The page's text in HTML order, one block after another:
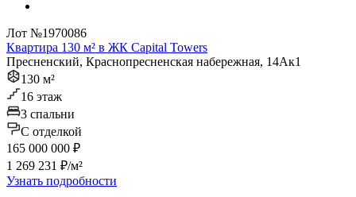
Лот №1970086
Квартира 130 м² в ЖК Capital Towers
Пресненский, Краснопресненская набережная, 14Ак1
130 м²
16 этаж
3 спальни
C отделкой
165 000 000 ₽
1 269 231 ₽/м²
Узнать подробности